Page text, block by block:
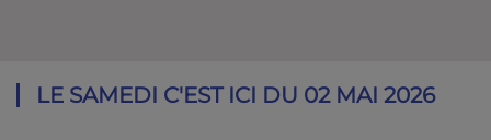
LE SAMEDI C'EST ICI DU 02 MAI 2026